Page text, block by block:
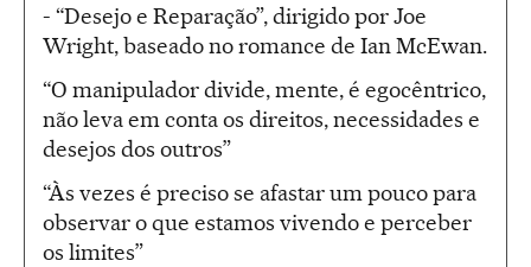
- “Desejo e Reparação”, dirigido por Joe
Wright, baseado no romance de Ian McEwan.
“O manipulador divide, mente, é egocêntrico,
não leva em conta os direitos, necessidades e
desejos dos outros”
“Às vezes é preciso se afastar um pouco para
observar o que estamos vivendo e perceber
os limites”